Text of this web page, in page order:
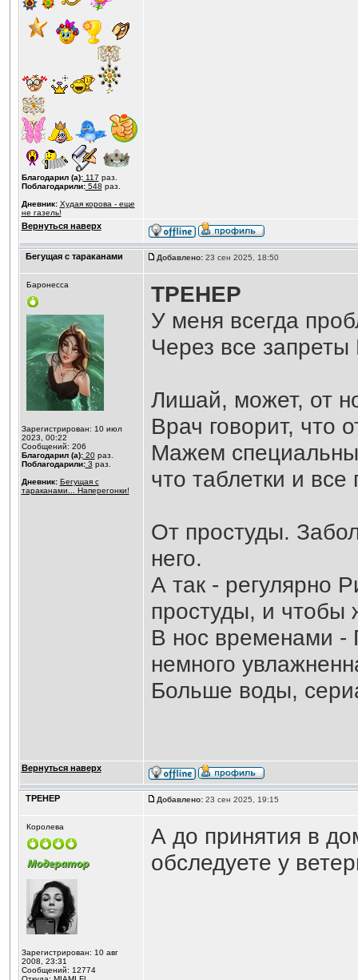
Благодарил (а):117 раз.
Поблагодарили:548 раз.
Дневник: Худая корова - еще
не газель!
Вернуться наверх
Бегущая с тараканами Добавлено:23 сен 2025, 18:50
Баронесса
Зарегистрирован: 10 июл
2023, 00:22
Сообщений: 206
Благодарил (а):20раз.
Поблагодарили:3 раз.
Дневник: Бегущая с
тараканами... Наперегонки!
ТРЕНЕР
У меня всегда
Через все запреты
Лишай, может, от
Врач говорит, что
Мажем
что таблетки и
От простуды.
него.
А так - регулярно
простуды, и чтобы
В нос временами -
немного
Больше воды,
Вернуться наверх
ТРЕНЕР Добавлено:23 сен 2025, 19:15
Королева
Зарегистрирован: 10 авг
2008, 23:31
Сообщений: 12774
А до принятия в
обследуете у